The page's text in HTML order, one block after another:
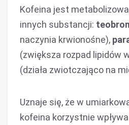
Kofeina jest
innych substancji:
naczynia krwionośne),
(zwiększa rozpad lipidów
(działa zwiotczająco na
Uznaje się, że w
kofeina korzystnie